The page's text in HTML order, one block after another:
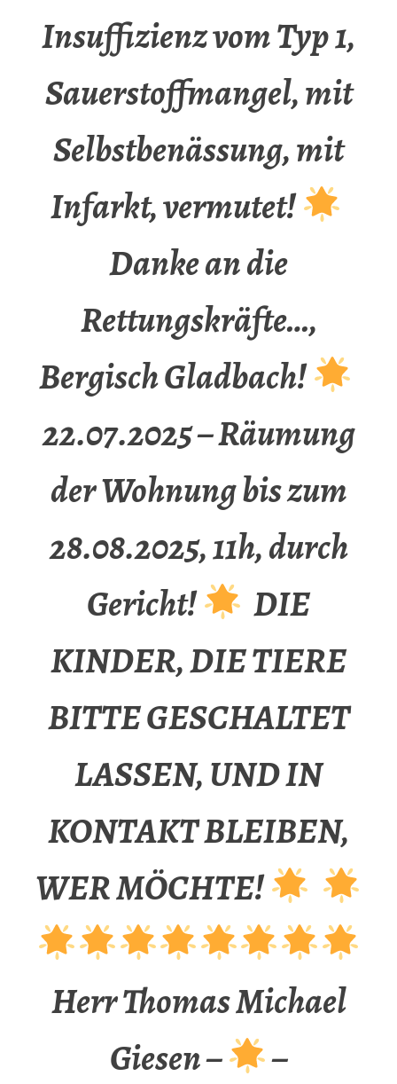
Insuffizienz vom Typ 1,
Sauerstoffmangel, mit
Selbstbenässung, mit
Infarkt, vermutet!
Danke an die
Rettungskräfte…,
Bergisch Gladbach!
22.07.2025 – Räumung
der Wohnung bis zum
28.08.2025, 11h, durch
Gericht!
DIE
KINDER, DIE TIERE
BITTE GESCHALTET
LASSEN, UND IN
KONTAKT BLEIBEN,
WER MÖCHTE!
Herr Thomas Michael
Giesen –
–